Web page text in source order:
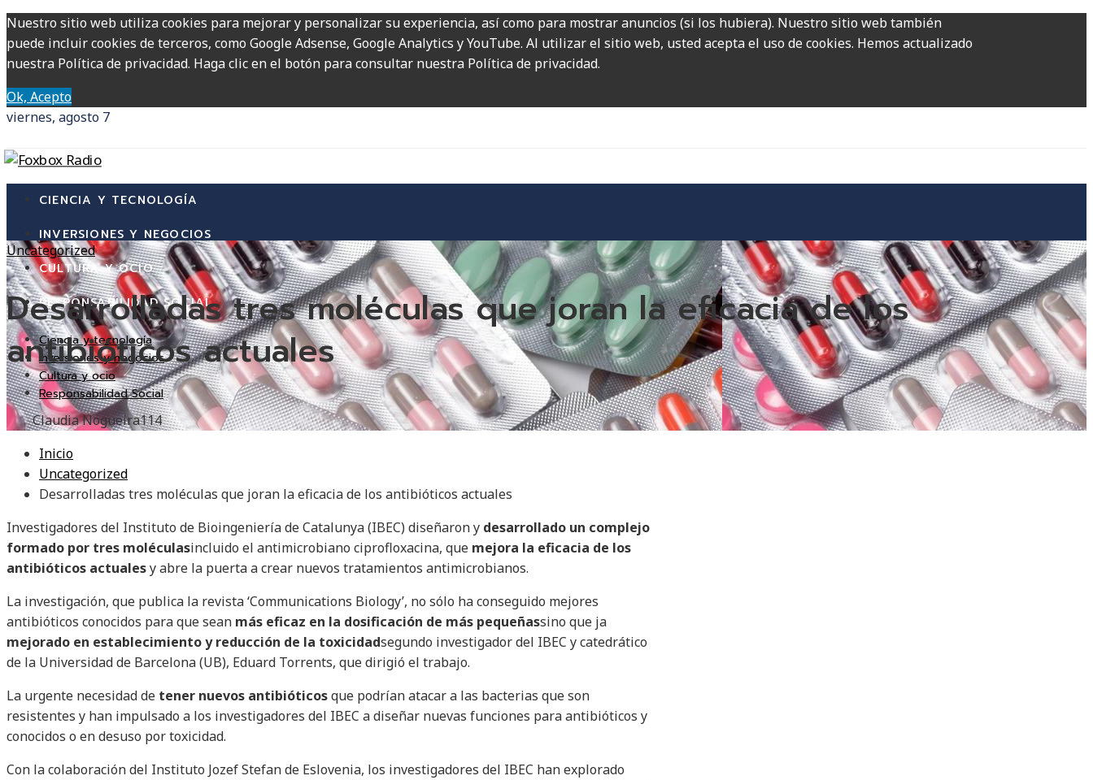
Nuestro sitio web utiliza cookies para mejorar y personalizar su experiencia, así como para mostrar anuncios (si los hubiera). Nuestro sitio web también
puede incluir cookies de terceros, como Google Adsense, Google Analytics y YouTube. Al utilizar el sitio web, usted acepta el uso de cookies. Hemos actualizado
nuestra Política de privacidad. Haga clic en el botón para consultar nuestra Política de privacidad.
Ok, Acepto
viernes, agosto 7
CIENCIA Y TECNOLOGÍA
INVERSIONES Y NEGOCIOS
CULTURA Y OCIO
RESPONSABILIDAD SOCIAL
Ciencia y tecnología
Inversiones y negocios
Cultura y ocio
Responsabilidad Social
Uncategorized
Desarrolladas tres moléculas que joran la eficacia de los
antibióticos actuales
Claudia Nogueira114
Inicio
Uncategorized
Desarrolladas tres moléculas que joran la eficacia de los antibióticos actuales
Investigadores del Instituto de Bioingeniería de Catalunya (IBEC) diseñaron y desarrollado un complejo
formado por tres moléculasincluido el antimicrobiano ciprofloxacina, que mejora la eficacia de los
antibióticos actualesy abre la puerta a crear nuevos tratamientos antimicrobianos.
La investigación, que publica la revista ‘Communications Biology’, no sólo ha conseguido mejores
antibióticos conocidos para que sean más eficaz en la dosificación de más pequeñassino que ja
mejorado en establecimiento y reducción de la toxicidadsegundo investigador del IBEC y catedrático
de la Universidad de Barcelona (UB), Eduard Torrents, que dirigió el trabajo.
La urgente necesidad de tener nuevos antibióticosque podrían atacar a las bacterias que son
resistentes y han impulsado a los investigadores del IBEC a diseñar nuevas funciones para antibióticos y
conocidos o en desuso por toxicidad.
Con la colaboración del Instituto Jozef Stefan de Eslovenia, los investigadores del IBEC han explorado